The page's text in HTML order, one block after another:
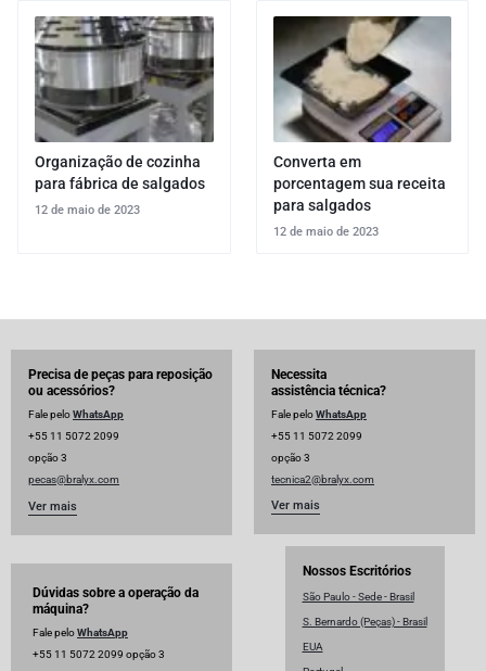
Organização de cozinha
para fábrica de salgados
12 de maio de 2023
Converta em
porcentagem sua receita
para salgados
12 de maio de 2023
Precisa de peças para reposição
ou acessórios?
Fale peloWhatsApp
+55 11 5072 2099
opção 3
pecas@bralyx.com
Ver mais
Necessita
assistência técnica?
Fale peloWhatsApp
+55 11 5072 2099
opção 3
tecnica2@bralyx.com
Ver mais
Dúvidas sobre a operação da
máquina?
Fale peloWhatsApp
+55 11 5072 2099 opção 3
Nossos Escritórios
São Paulo - Sede - Brasil
S. Bernardo (Peças) - Brasil
EUA